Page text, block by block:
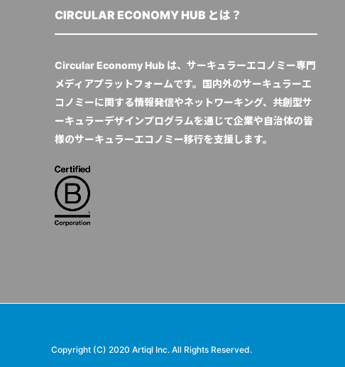
CIRCULAR ECONOMY HUB とは？
Circular Economy Hub は、サーキュラーエコノミー専門
メディアプラットフォームです。国内外のサーキュラーエ
コノミーに関する情報発信やネットワーキング、共創型サ
ーキュラーデザインプログラムを通じて企業や自治体の皆
様のサーキュラーエコノミー移行を支援します。
Copyright (C) 2020 Artiql Inc. All Rights Reserved.